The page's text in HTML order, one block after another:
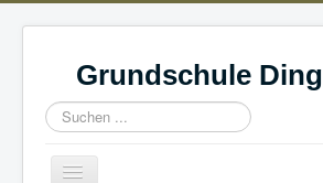
Grundschule
Suchen
...
Navigation